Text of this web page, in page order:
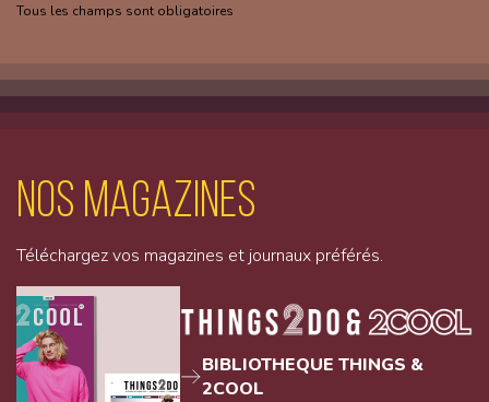
Tous les champs sont obligatoires
Nos magazines
Téléchargez vos magazines et journaux préférés.
BIBLIOTHEQUE THINGS &
2COOL